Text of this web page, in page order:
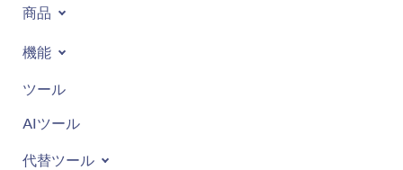
商品
機能
ツール
AIツール
代替ツール